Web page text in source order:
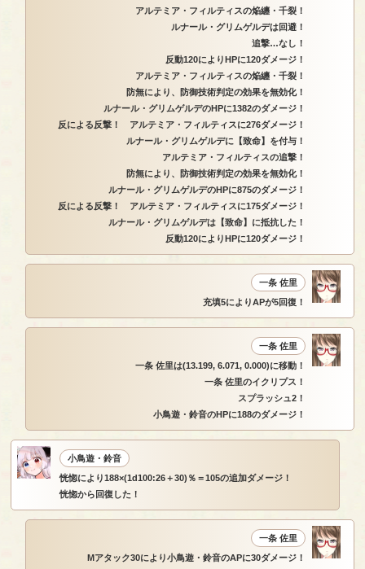
アルテミア・フィルティスの焔纏・千裂！
ルナール・グリムゲルデは回避！
追撃…なし！
反動120によりHPに120ダメージ！
アルテミア・フィルティスの焔纏・千裂！
防無により、防御技術判定の効果を無効化！
ルナール・グリムゲルデのHPに1382のダメージ！
反による反撃！ アルテミア・フィルティスに276ダメージ！
ルナール・グリムゲルデに【致命】を付与！
アルテミア・フィルティスの追撃！
防無により、防御技術判定の効果を無効化！
ルナール・グリムゲルデのHPに875のダメージ！
反による反撃！ アルテミア・フィルティスに175ダメージ！
ルナール・グリムゲルデは【致命】に抵抗した！
反動120によりHPに120ダメージ！
一条 佐里
充填5によりAPが5回復！
一条 佐里
一条 佐里は(13.199, 6.071, 0.000)に移動！
一条 佐里のイクリプス！
スプラッシュ2！
小鳥遊・鈴音のHPに188のダメージ！
小鳥遊・鈴音
恍惚により188×(1d100:26＋30)％＝105の追加ダメージ！
恍惚から回復した！
一条 佐里
Mアタック30により小鳥遊・鈴音のAPに30ダメージ！